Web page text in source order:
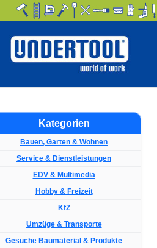
Kategorien
Bauen, Garten & Wohnen
Service & Dienstleistungen
EDV & Multimedia
Hobby & Freizeit
KfZ
Umzüge & Transporte
Gesuche Baumaterial & Produkte